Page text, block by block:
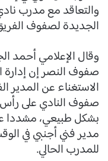
والتعاقد مع مدرب
الجديدة لصفوف
وقال الإعلامي
صفوف النصر إن إدارة
الاستغناء عن المدير
صفوف النادي على رأس
بشكل طبيعي، مشددا
مدير فني أجنبي في
للمدرب الحالي.